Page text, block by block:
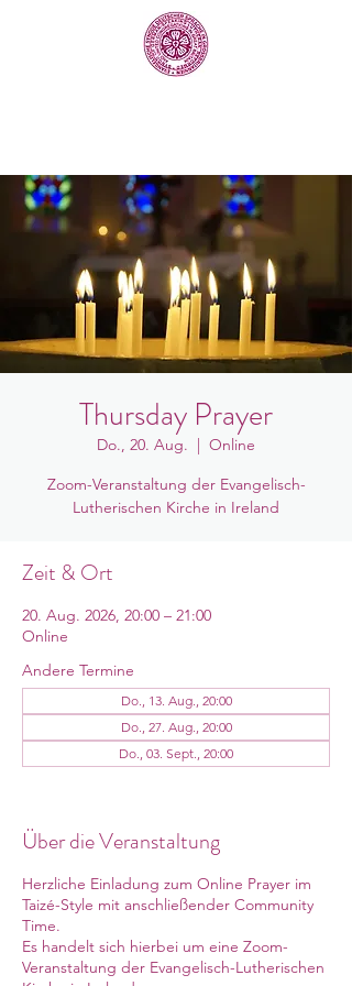
Thursday Prayer
Do., 20. Aug.
  |
Online
Zoom-Veranstaltung der Evangelisch-
Lutherischen Kirche in Ireland
Zeit & Ort
20. Aug. 2026, 20:00 – 21:00
Online
Andere Termine
Do., 13. Aug., 20:00
Do., 27. Aug., 20:00
Do., 03. Sept., 20:00
Über die Veranstaltung
Herzliche Einladung zum Online Prayer im
Taizé-Style mit anschließender Community
Time.
Es handelt sich hierbei um eine Zoom-
Veranstaltung der Evangelisch-Lutherischen